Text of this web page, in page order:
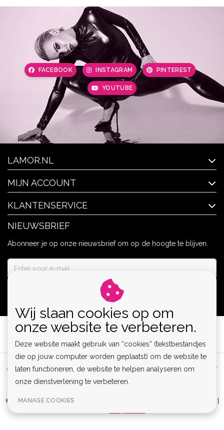
FACEBOOK INSTAGRAM PINTEREST
YOUTUBE
LAMOR.NL
MIJN ACCOUNT
KLANTENSERVICE
NIEUWSBRIEF
Abonneer je op onze nieuwsbrief om op de hoogte te blijven.
Algemene voorwaarden | Privacy Policy | Sitemap |
Disclaimer
RSS Feed
© Copyright 2026 - Lamor | Clubwear, Lingerie & Kinky Fashion XS-6XL |
Wij slaan cookies op om
onze website te verbeteren.
Deze website maakt gebruik van “cookies” (tekstbestandjes
die op jouw computer worden geplaatst) om de website te
laten functioneren, de website te helpen analyseren om
onze dienstverlening te verbeteren.
MANAGE COOKIES